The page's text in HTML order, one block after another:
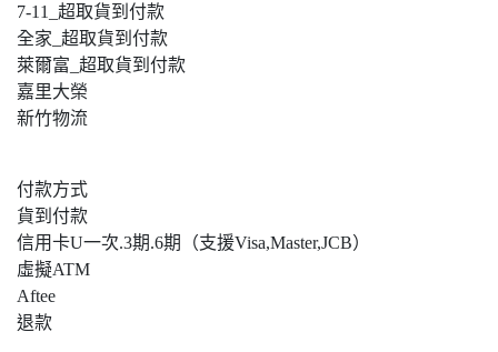
7-11_超取貨到付款
全家_超取貨到付款
萊爾富_超取貨到付款
嘉里大榮
新竹物流
付款方式
貨到付款
信用卡U一次.3期.6期（支援Visa,Master,JCB）
虛擬ATM
Aftee
退款